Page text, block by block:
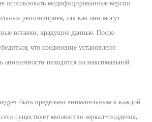
использовать модифицированные версии
репозиториев, так как они могут
вставки, крадущие данные. После
что соединение установлено
анонимности находится на максимальной
быть предельно внимательным к каждой
существует множество зеркал-подделок,